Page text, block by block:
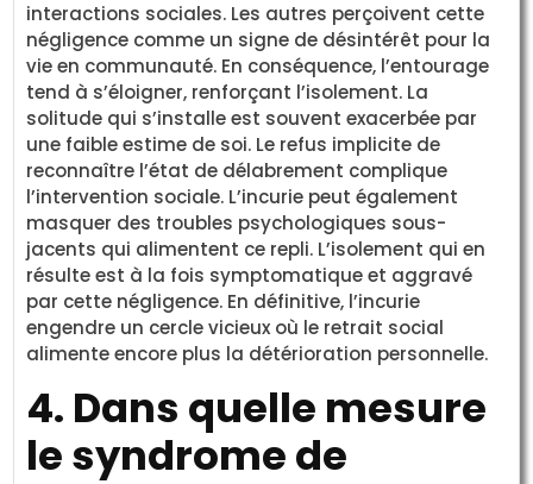
interactions sociales. Les autres perçoivent cette
négligence comme un signe de désintérêt pour la
vie en communauté. En conséquence, l’entourage
tend à s’éloigner, renforçant l’isolement. La
solitude qui s’installe est souvent exacerbée par
une faible estime de soi. Le refus implicite de
reconnaître l’état de délabrement complique
l’intervention sociale. L’incurie peut également
masquer des troubles psychologiques sous-
jacents qui alimentent ce repli. L’isolement qui en
résulte est à la fois symptomatique et aggravé
par cette négligence. En définitive, l’incurie
engendre un cercle vicieux où le retrait social
alimente encore plus la détérioration personnelle.
4. Dans quelle mesure
le syndrome de